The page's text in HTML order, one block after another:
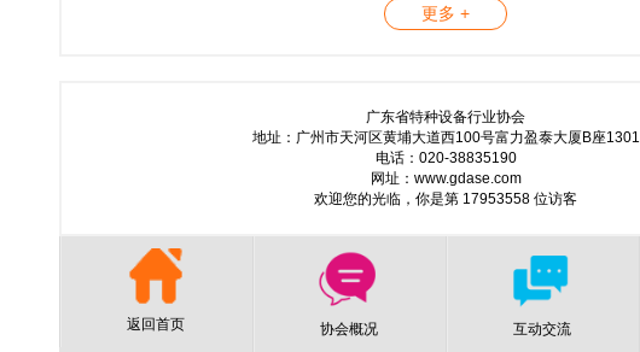
更多 +
广东省特种设备行业协会
地址：广州市天河区黄埔大道西100号富力盈泰大厦B座1301
电话：020-38835190
网址：www.gdase.com
欢迎您的光临，你是第 17953558 位访客
返回首页 协会概况 互动交流